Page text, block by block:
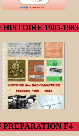
1905-1983
F4